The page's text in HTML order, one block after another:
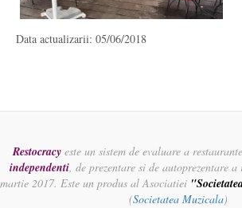
Data actualizarii: 05/06/2018
Restocracy este un sistem de evaluare a
independenti, de prezentare si de autoprezentare
martie 2017. Este un produs al Asociatiei
(Societatea Muzicala)